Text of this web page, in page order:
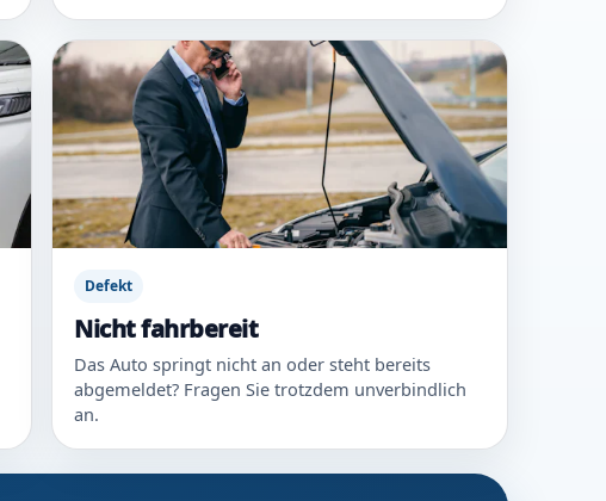
Defekt
Nicht fahrbereit
Das Auto springt nicht an oder steht bereits
abgemeldet? Fragen Sie trotzdem unverbindlich
an.